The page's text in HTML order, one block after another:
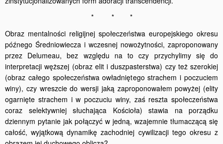
* * *
Obraz mentalności religijnej społeczeństwa europejskiego okresu
późnego Średniowiecza i wczesnej nowożytności, zaproponowany
przez Delumeau, bez względu na to czy przychylimy się do
interpretacji węższej (obraz elit i duszpasterstwa) czy też szerokiej
(obraz całego społeczeństwa owładniętego strachem i poczuciem
winy), czy wreszcie do wersji jaką zaproponowałem powyżej (elity
ogarnięte strachem i w poczuciu winy, zaś reszta społeczeństwa
coraz selektywniej słuchająca Kościoła) stawia na porządku
dziennym pytanie jak połączyć w jedną, wzajemnie tłumaczącą się
całość, wyjątkową dynamikę zachodniej cywilizacji tego okresu z